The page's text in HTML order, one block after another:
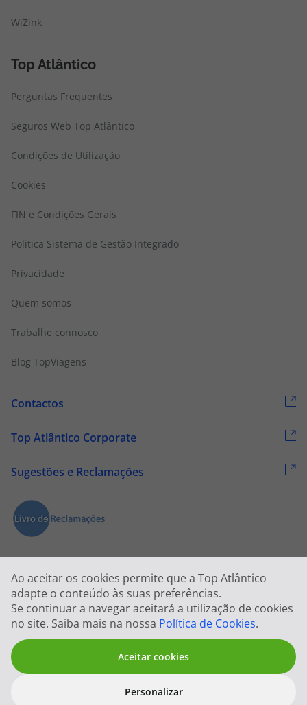
Ao aceitar os cookies permite que a Top Atlântico
adapte o conteúdo às suas preferências.
Se continuar a navegar aceitará a utilização de cookies
no site. Saiba mais na nossa Política de Cookies.
Aceitar cookies
Personalizar
WiZink
Top Atlântico
Perguntas Frequentes
Seguros Web Top Atlântico
Condições de Utilização
Cookies
FIN e Condições Gerais
Politica Sistema de Gestão Integrado
Privacidade
Quem somos
Trabalhe connosco
Blog TopViagens
Contactos
Top Atlântico Corporate
Sugestões e Reclamações
2026 © Todos os direitos reservados:Top Atlântico, Viagens e Turismo